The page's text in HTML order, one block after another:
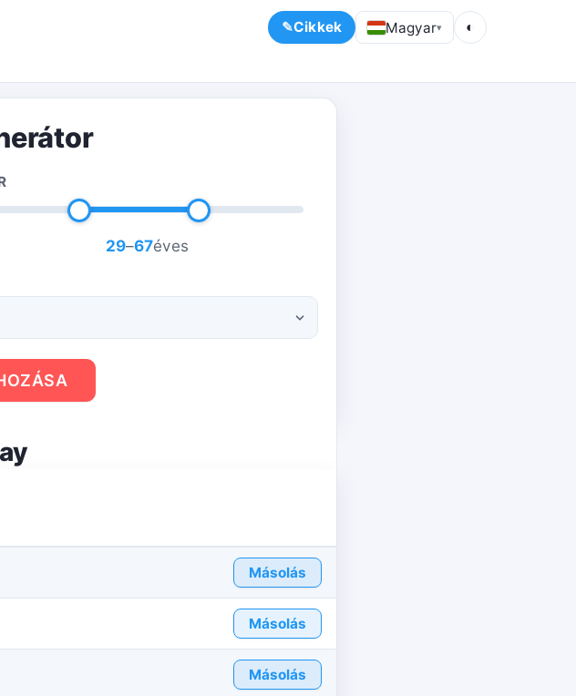
Cikkek Magyar▾ ◐
29–67éves
Másolás
Másolás
Másolás